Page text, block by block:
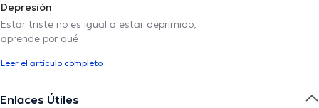
Depresión
Estar triste no es igual a estar deprimido,
aprende por qué
Leer el artículo completo
Enlaces Útiles